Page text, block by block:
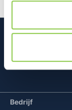
Mconomy BV
Bedrijf